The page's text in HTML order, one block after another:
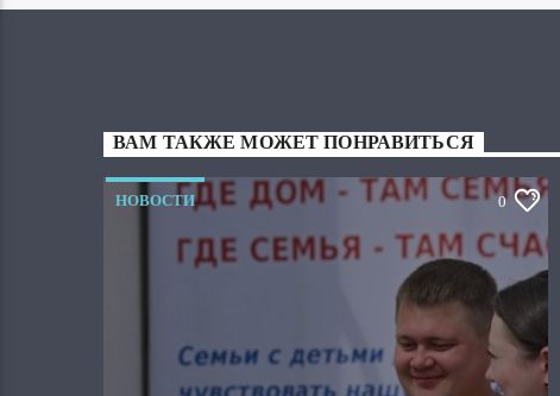
ВАМ ТАКЖЕ МОЖЕТ ПОНРАВИТЬСЯ
НОВОСТИ 0